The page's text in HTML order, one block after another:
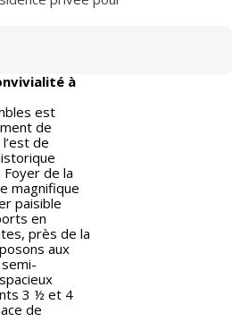
à
est
de
de
de la
magnifique
paisible
en
près de la
aux
3 ½ et 4
de